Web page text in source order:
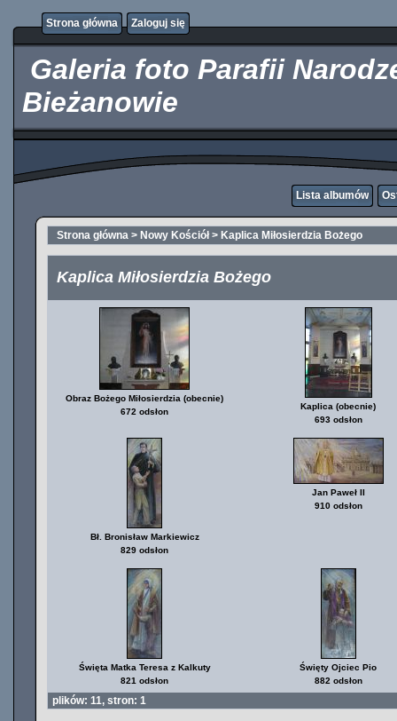
Strona główna
Zaloguj się
Galeria foto Parafii
Bieżanowie
Lista albumów
Strona główna > Nowy Kościół> Kaplica Miłosierdzia Bożego
Kaplica Miłosierdzia Bożego
Obraz Bożego Miłosierdzia (obecnie)
672 odsłon
Kaplica (obecnie)
693 odsłon
Bł. Bronisław Markiewicz
829 odsłon
Jan Paweł II
910 odsłon
Święta Matka Teresa z Kalkuty
821 odsłon
Święty Ojciec Pio
882 odsłon
plików: 11, stron: 1